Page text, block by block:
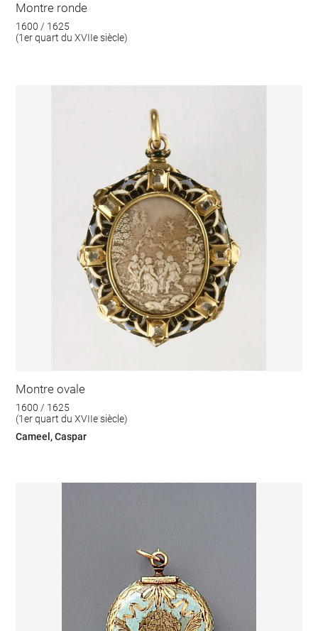
Montre ronde
1600 / 1625
(1er quart du XVIIe siècle)
Montre ovale
1600 / 1625
(1er quart du XVIIe siècle)
Cameel, Caspar